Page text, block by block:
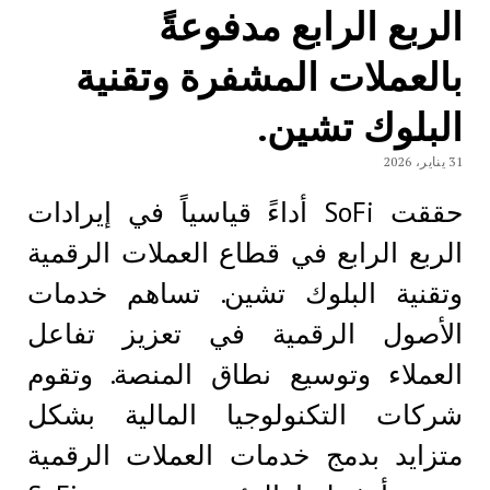
الربع الرابع مدفوعةً
بالعملات المشفرة وتقنية
البلوك تشين.
31 يناير، 2026
حققت SoFi أداءً قياسياً في إيرادات
الربع الرابع في قطاع العملات الرقمية
وتقنية البلوك تشين. تساهم خدمات
الأصول الرقمية في تعزيز تفاعل
العملاء وتوسيع نطاق المنصة. وتقوم
شركات التكنولوجيا المالية بشكل
متزايد بدمج خدمات العملات الرقمية